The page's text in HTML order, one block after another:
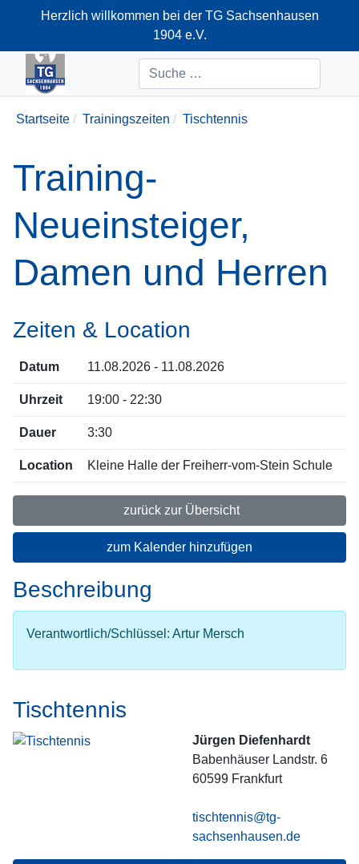
Herzlich willkommen bei der TG Sachsenhausen
1904 e.V.
+49-69-66374712
Suchen
Startseite Trainingszeiten Tischtennis
Training-
Neueinsteiger,
Damen und Herren
Zeiten & Location
Datum 11.08.2026 - 11.08.2026
Uhrzeit 19:00 - 22:30
Dauer 3:30
Location Kleine Halle der Freiherr-vom-Stein Schule
zurück zur Übersicht
zum Kalender hinzufügen
Beschreibung
Verantwortlich/Schlüssel: Artur Mersch
Tischtennis
Jürgen Diefenhardt
Babenhäuser Landstr. 6
60599 Frankfurt
tischtennis@tg-
sachsenhausen.de